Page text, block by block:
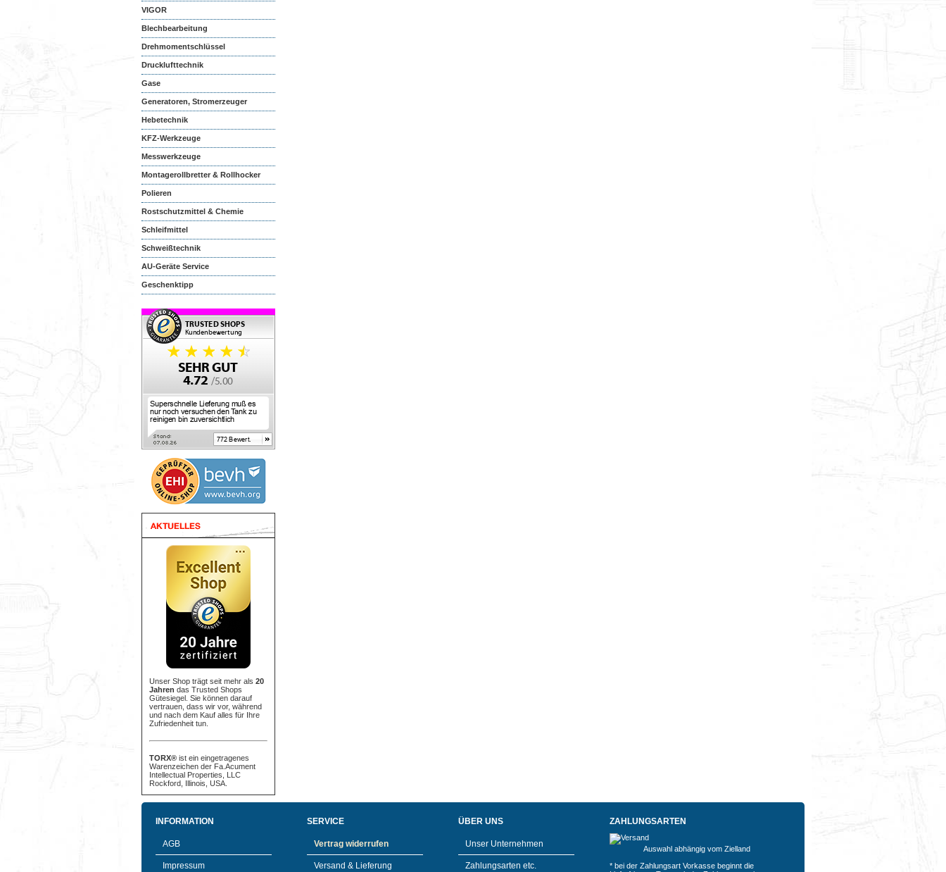
VIGOR
Blechbearbeitung
Drehmomentschlüssel
Drucklufttechnik
Gase
Generatoren, Stromerzeuger
Hebetechnik
KFZ-Werkzeuge
Messwerkzeuge
Montagerollbretter & Rollhocker
Polieren
Rostschutzmittel & Chemie
Schleifmittel
Schweißtechnik
AU-Geräte Service
Geschenktipp
Unser Shop trägt seit mehr als 20
Jahren das Trusted Shops
Gütesiegel. Sie können darauf
vertrauen, dass wir vor, während
und nach dem Kauf alles für Ihre
Zufriedenheit tun.
TORX® ist ein eingetragenes
Warenzeichen der Fa.Acument
Intellectual Properties, LLC
Rockford, Illinois, USA.
INFORMATION
AGB
Impressum
SERVICE
Vertrag widerrufen
Versand & Lieferung
ÜBER UNS
Unser Unternehmen
Zahlungsarten etc.
ZAHLUNGSARTEN
Auswahl abhängig vom Zielland
* bei der Zahlungsart Vorkasse beginnt die